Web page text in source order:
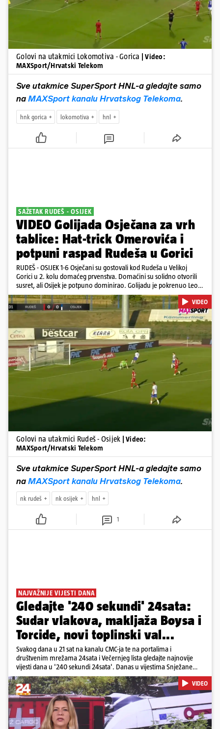
Golovi na utakmici Lokomotiva - Gorica
| Video:
MAXSport/Hrvatski Telekom
Sve utakmice SuperSport HNL-a gledajte samo
na MAXSport kanalu Hrvatskog Telekoma.
hnk gorica lokomotiva hnl
SAŽETAK RUDEŠ - OSIJEK
VIDEO Golijada Osječana za vrh
tablice: Hat-trick Omerovića i
potpuni raspad Rudeša u Gorici
RUDEŠ - OSIJEK 1-6 Osječani su gostovali kod Rudeša u Velikoj
Gorici u 2. kolu domaćeg prvenstva. Domaćini su solidno otvorili
susret, ali Osijek je potpuno dominirao. Golijadu je pokrenuo Leon
u 12. minuti, a povećao je u 24. minuti. Meksikancu su ovo bili prvi
golovi u dresu 'bijelo-plavih' Nail Omerović bio je junak u dresu
gostiju, zabio hat-trick. Mrežu golmana Rudeša tresao je u 41., 44.
minuti i 81. minuti. U dugu listu strijelaca u velikoj Gorici upisao se i
Arnel Jakupović golom u 69. minuti. Utješni gol za smanjenje
zaostatka u dresu Rudeša zabio je Ilečić u 84. minuti. Osijek je s tri
boda na prvom mjestu tablice HNL-a
Pokretanje videa...
VIDEO
Golovi na utakmici Rudeš - Osijek
| Video:
MAXSport/Hrvatski Telekom
Sve utakmice SuperSport HNL-a gledajte samo
na MAXSport kanalu Hrvatskog Telekoma.
nk rudeš nk osijek hnl
1
NAJVAŽNIJE VIJESTI DANA
Gledajte '240 sekundi' 24sata:
Sudar vlakova, makljaža Boysa i
Torcide, novi toplinski val...
Svakog dana u 21 sat na kanalu CMC-ja te na portalima i
društvenim mrežama 24sata i Večernjeg lista gledajte najnovije
vijesti dana u '240 sekundi 24sata'. Danas u vijestima Snježane
Krnetić: Željeznička nesreća između kolodvora Sveti Ivan Žabno i
Gradec, masovna tučnjava Boysa i Torcide, prijeti nestašica vode
kraj Požege...
VIDEO